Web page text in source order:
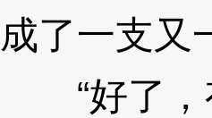
成了一支又
“好了，